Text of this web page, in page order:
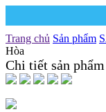
Trang chủ Sản phẩm
Hòa
Chi tiết sản phẩm